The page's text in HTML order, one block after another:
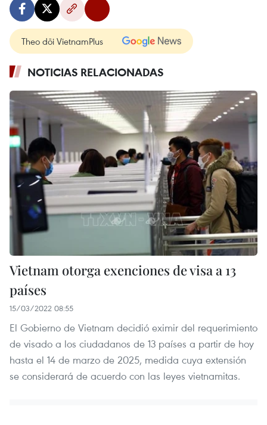
Theo dõi VietnamPlus
NOTICIAS RELACIONADAS
Vietnam otorga exenciones de visa a 13
países
15/03/2022 08:55
El Gobierno de Vietnam decidió eximir del requerimiento
de visado a los ciudadanos de 13 países a partir de hoy
hasta el 14 de marzo de 2025, medida cuya extensión
se considerará de acuerdo con las leyes vietnamitas.